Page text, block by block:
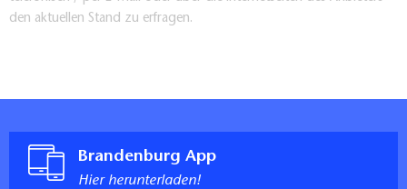
den aktuellen Stand zu erfragen.
Brandenburg App
Hier herunterladen!